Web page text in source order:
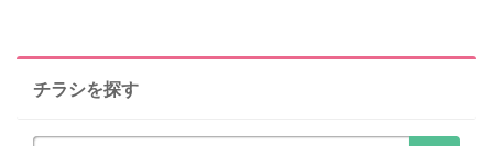
チラシを探す